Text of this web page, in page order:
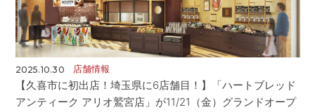
2025.10.30 店舗情報
【久喜市に初出店！埼玉県に6店舗目！】「ハートブレッド
アンティーク アリオ鷲宮店」が11/21（金）グランドオープ